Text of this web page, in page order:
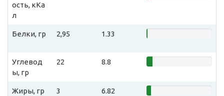
ость, кКа
л
Белки, гр 2,95 1.33
Углевод
ы, гр
22 8.8
Жиры, гр 3 6.82